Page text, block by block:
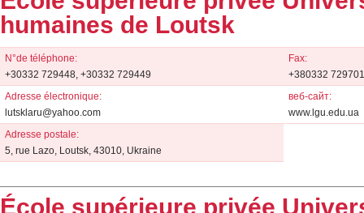
humaines de Loutsk
N°de téléphone:
+30332 729448, +30332 729449
Fax:
+380332 729701
Adresse électronique:
lutsklaru@yahoo.com
веб-сайт:
www.lgu.edu.ua
Adresse postale:
5, rue Lazo, Loutsk, 43010, Ukraine
École supérieure privée